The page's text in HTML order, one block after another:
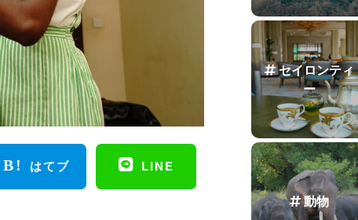
はてブ LINE
セイロンティ
ー
動物